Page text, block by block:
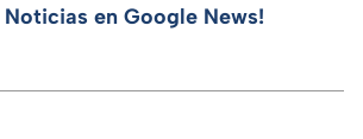
en Google News!